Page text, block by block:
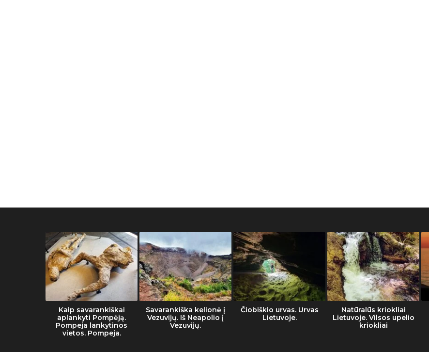
Kaip savarankiškai
aplankyti Pompėją.
Pompeja lankytinos
vietos. Pompeja.
Savarankiška kelionė į
Vezuvijų. Iš Neapolio į
Vezuvijų.
Čiobiškio urvas. Urvas
Lietuvoje.
Natūralūs kriokliai
Lietuvoje. Vilsos upelio
kriokliai